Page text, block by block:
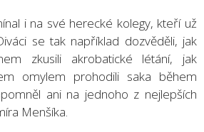
i na své herecké kolegy, kteří už
se tak například dozvěděli, jak
zkusili akrobatické létání, jak
omylem prohodili saka během
ani na jednoho z nejlepších
Menšíka.